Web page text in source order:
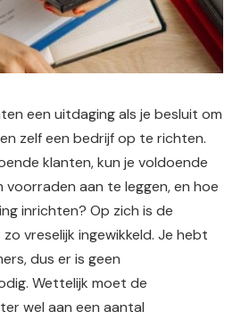
een uitdaging als je besluit om
zelf een bedrijf op te richten.
klanten, kun je voldoende
voorraden aan te leggen, en hoe
inrichten? Op zich is de
vreselijk ingewikkeld. Je hebt
dus er is geen
Wettelijk moet de
wel aan een aantal